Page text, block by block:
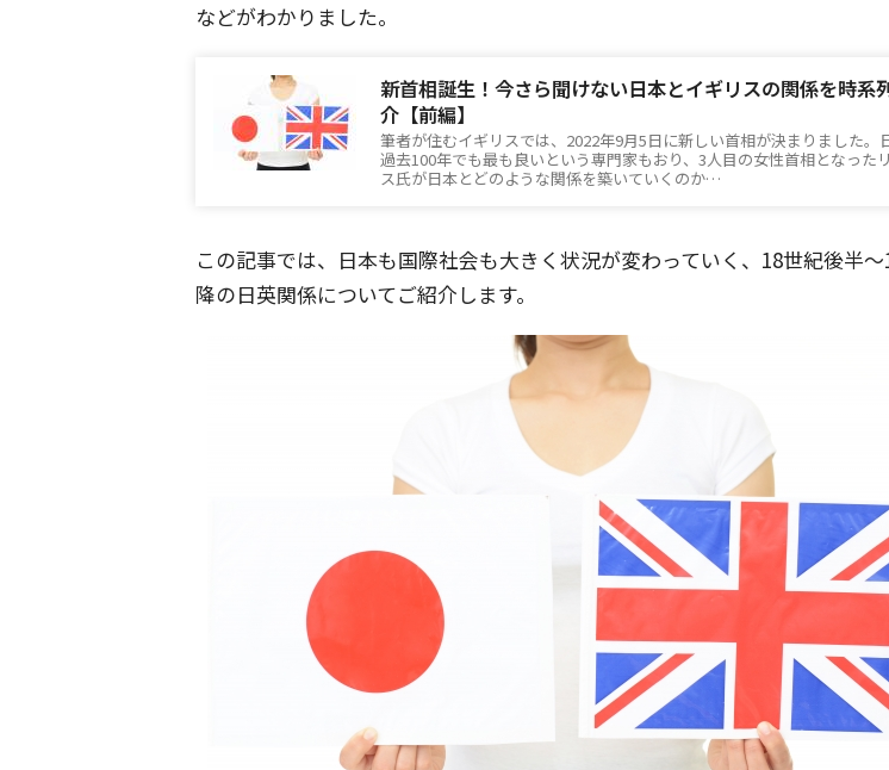
などがわかりました。
新首相誕生！今さら聞けない日本とイギリスの関係を時系
介【前編】
筆者が住むイギリスでは、2022年9月5日に新しい首相が決まりました。
過去100年でも最も良いという専門家もおり、3人目の女性首相となった
ス氏が日本とどのような関係を築いていくのか…
この記事では、日本も国際社会も大きく状況が変わっていく、18世紀後半
降の日英関係についてご紹介します。